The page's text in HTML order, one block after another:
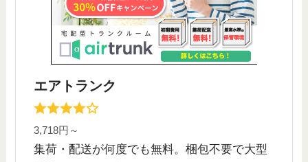
エアトランク
3,718円～
集荷・配送が何度でも無料。梱包不要で大型